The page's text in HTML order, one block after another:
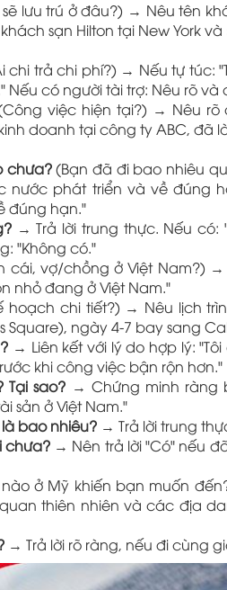
lưu trú ở đâu?) → Nêu tên
sạn Hilton tại New York
chi trả chi phí?) → Nếu tự túc:
Nếu có người tài trợ: Nêu rõ
việc hiện tại?) → Nêu rõ
doanh tại công ty ABC, đã
chưa?(Bạn đã đi bao nhiêu
phát triển và về đúng
đúng hạn."
→ Trả lời trung thực. Nếu
"Không có."
cái, vợ/chồng ở Việt Nam?)
nhỏ đang ở Việt Nam."
hoạch chi tiết?) → Nêu lịch
Square), ngày 4-7 bay sang
→ Liên kết với lý do hợp lý:
khi công việc bận rộn hơn."
Tại sao? → Chứng minh ràng
sản ở Việt Nam."
bao nhiêu? → Trả lời trung
chưa?→ Nên trả lời "Có" nếu
ở Mỹ khiến bạn muốn
thiên nhiên và các địa
→ Trả lời rõ ràng, nếu đi cùng